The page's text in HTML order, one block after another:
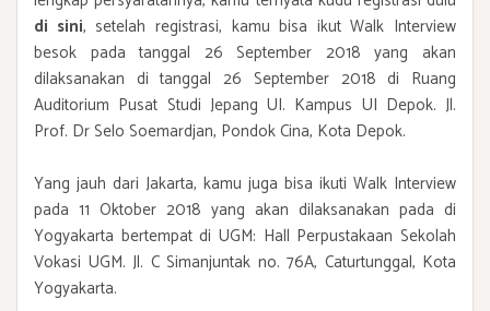
di sini, setelah registrasi, kamu bisa ikut Walk Interview
besok pada tanggal 26 September 2018 yang akan
dilaksanakan di tanggal 26 September 2018 di Ruang
Auditorium Pusat Studi Jepang UI. Kampus UI Depok. Jl.
Prof. Dr Selo Soemardjan, Pondok Cina, Kota Depok.
Yang jauh dari Jakarta, kamu juga bisa ikuti Walk Interview
pada 11 Oktober 2018 yang akan dilaksanakan pada di
Yogyakarta bertempat di UGM: Hall Perpustakaan Sekolah
Vokasi UGM. Jl. C Simanjuntak no. 76A, Caturtunggal, Kota
Yogyakarta.